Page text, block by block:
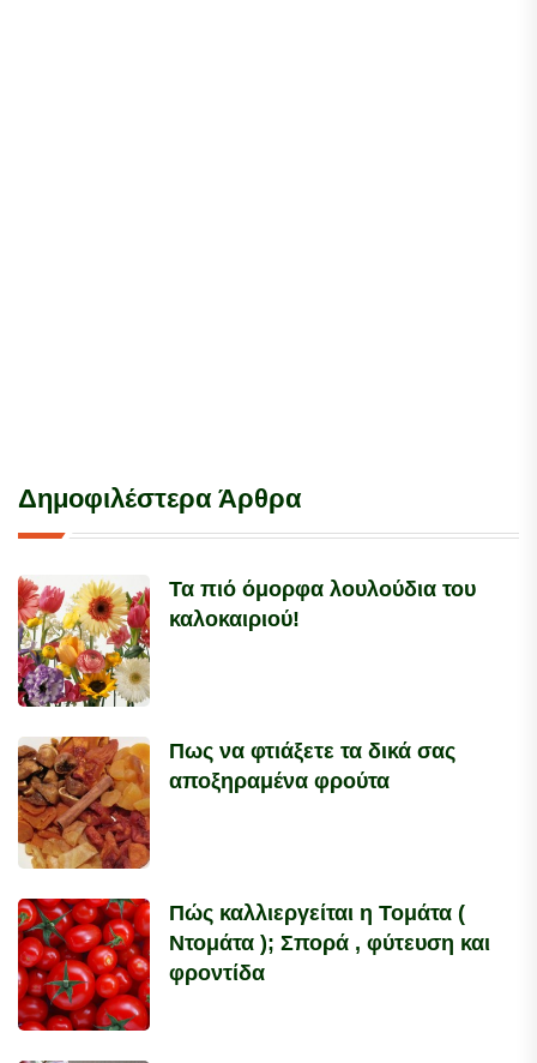
Δημοφιλέστερα Άρθρα
Τα πιό όμορφα λουλούδια του
καλοκαιριού!
Πως να φτιάξετε τα δικά σας
αποξηραμένα φρούτα
Πώς καλλιεργείται η Τομάτα (
Ντομάτα ); Σπορά , φύτευση και
φροντίδα